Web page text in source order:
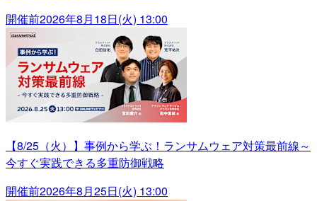
開催前2026年8月18日(火) 13:00
【8/25（火）】事例から学ぶ！ランサムウェア対策最前線～
今すぐ実践できる多重防御戦略
開催前2026年8月25日(火) 13:00